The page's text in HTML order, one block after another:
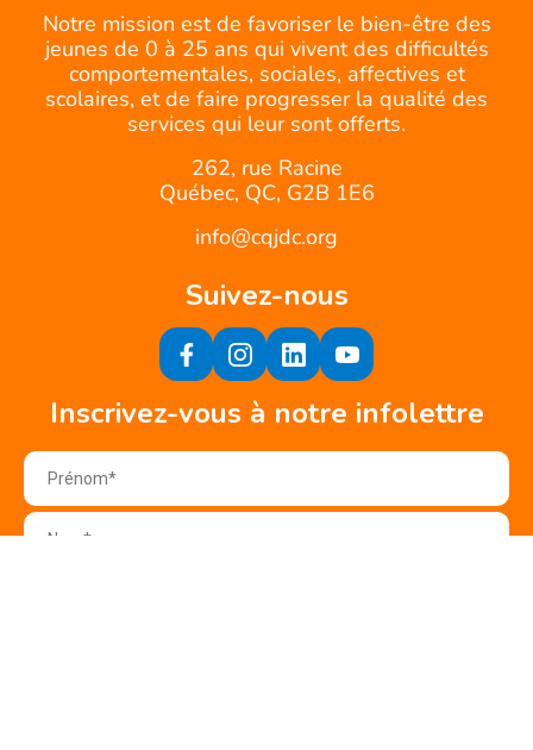
Notre mission est de favoriser le bien-être des
jeunes de 0 à 25 ans qui vivent des difficultés
comportementales, sociales, affectives et
scolaires, et de faire progresser la qualité des
services qui leur sont offerts.
262, rue Racine
Québec, QC, G2B 1E6
info@cqjdc.org
Suivez-nous
Inscrivez-vous à notre infolettre